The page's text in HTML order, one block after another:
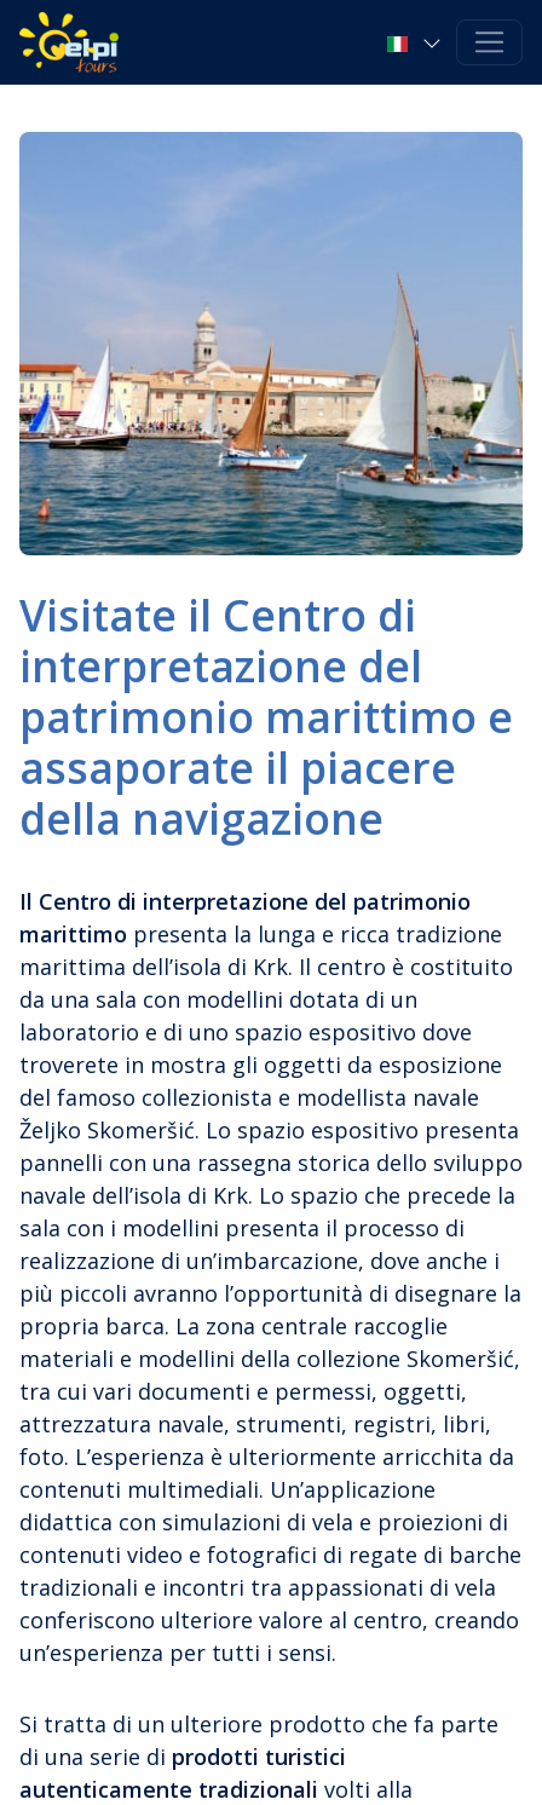
Visitate il Centro di
interpretazione del
patrimonio marittimo e
assaporate il piacere
della navigazione
Il Centro di interpretazione del patrimonio
marittimo presenta la lunga e ricca tradizione
marittima dell’isola di Krk. Il centro è costituito
da una sala con modellini dotata di un
laboratorio e di uno spazio espositivo dove
troverete in mostra gli oggetti da esposizione
del famoso collezionista e modellista navale
Željko Skomeršić. Lo spazio espositivo presenta
pannelli con una rassegna storica dello sviluppo
navale dell’isola di Krk. Lo spazio che precede la
sala con i modellini presenta il processo di
realizzazione di un’imbarcazione, dove anche i
più piccoli avranno l’opportunità di disegnare la
propria barca. La zona centrale raccoglie
materiali e modellini della collezione Skomeršić,
tra cui vari documenti e permessi, oggetti,
attrezzatura navale, strumenti, registri, libri,
foto. L’esperienza è ulteriormente arricchita da
contenuti multimediali. Un’applicazione
didattica con simulazioni di vela e proiezioni di
contenuti video e fotografici di regate di barche
tradizionali e incontri tra appassionati di vela
conferiscono ulteriore valore al centro, creando
un’esperienza per tutti i sensi.
Si tratta di un ulteriore prodotto che fa parte
di una serie di prodotti turistici
autenticamente tradizionali volti alla